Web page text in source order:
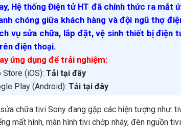
Hệ thống Điện tử HT đã chính thức ra mắt
chóng giữa khách hàng và đội ngũ thợ
vụ sửa chữa, lắp đặt, vệ sinh thiết bị điện
điện thoại.
ứng dụng để trải nghiệm:
Store (iOS): Tải tại đây
Play (Android): Tải tại đây
chữa tivi Sony đang gặp các hiện tượng như:
mất hình, màn hình tivi chớp nháy, đèn nguồn